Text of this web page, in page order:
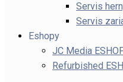
Servis
Servis
Eshopy
JC Media
Refurbished